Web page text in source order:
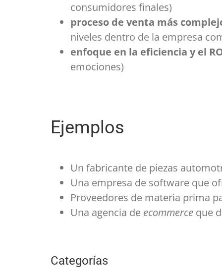
consumidores finales)
proceso de venta más
niveles dentro de la empresa
enfoque en la eficiencia y el
emociones)
Ejemplos
Un fabricante de piezas
Una empresa de software que
Proveedores de materia prima
Una agencia de ecommerceque
Categorías